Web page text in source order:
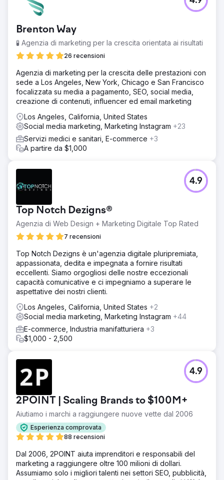
Brenton Way
🧪 Agenzia di marketing per la crescita orientata ai risultati
26 recensioni
Agenzia di marketing per la crescita delle prestazioni con
sede a Los Angeles, New York, Chicago e San Francisco
focalizzata su media a pagamento, SEO, social media,
creazione di contenuti, influencer ed email marketing
Los Angeles, California, United States
Social media marketing, Marketing Instagram +23
Servizi medici e sanitari, E-commerce +3
A partire da $1,000
Top Notch Dezigns®
Agenzia di Web Design + Marketing Digitale Top Rated
7 recensioni
4.9
Top Notch Dezigns è un'agenzia digitale pluripremiata,
appassionata, dedita e impegnata a fornire risultati
eccellenti. Siamo orgogliosi delle nostre eccezionali
capacità comunicative e ci impegniamo a superare le
aspettative dei nostri clienti.
Los Angeles, California, United States +2
Social media marketing, Marketing Instagram +44
E-commerce, Industria manifatturiera +3
$1,000 - 2,500
2POINT | Scaling Brands to $100M+
Aiutiamo i marchi a raggiungere nuove vette dal 2006
Esperienza comprovata
88 recensioni
4.9
Dal 2006, 2POINT aiuta imprenditori e responsabili del
marketing a raggiungere oltre 100 milioni di dollari.
Assumiamo solo i migliori talenti nei settori SEO, pubblicità,